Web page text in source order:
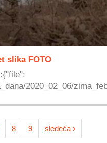
slika FOTO
2020_02_06/
8 9 sledeća ›